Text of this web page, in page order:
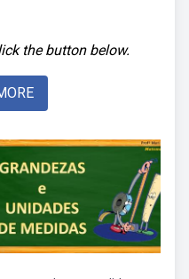
the button below.